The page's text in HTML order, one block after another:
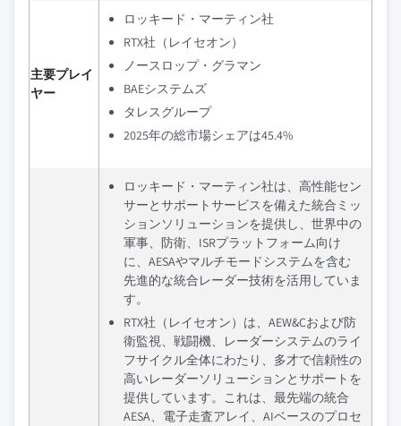
主要プレイ
ヤー
ロッキード・マーティン社
RTX社（レイセオン）
ノースロップ・グラマン
BAEシステムズ
タレスグループ
2025年の総市場シェアは45.4%
ロッキード・マーティン社は、高性能セン
サーとサポートサービスを備えた統合ミッ
ションソリューションを提供し、世界中の
軍事、防衛、ISRプラットフォーム向け
に、AESAやマルチモードシステムを含む
先進的な統合レーダー技術を活用していま
す。
RTX社（レイセオン）は、AEW&Cおよび防
衛監視、戦闘機、レーダーシステムのライ
フサイクル全体にわたり、多才で信頼性の
高いレーダーソリューションとサポートを
提供しています。これは、最先端の統合
AESA、電子走査アレイ、AIベースのプロセ